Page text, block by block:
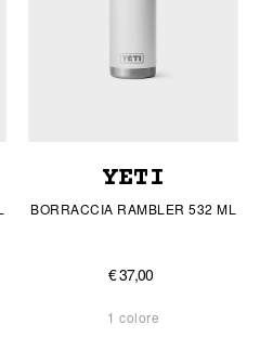
YETI
BORRACCIA RAMBLER 532 ML
€ 37,00
1 colore